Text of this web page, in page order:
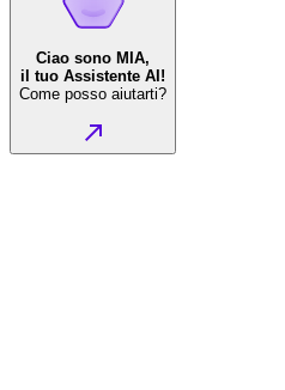
Ciao sono MIA,
il tuo Assistente AI!
Come posso aiutarti?